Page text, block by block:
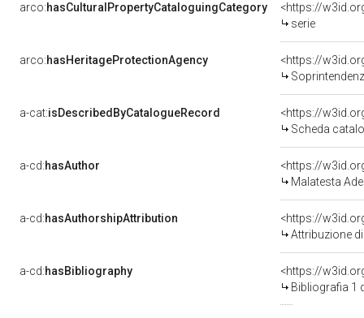
arco:hasCulturalPropertyCataloguingCategory
<https://
serie
arco:hasHeritageProtectionAgency
<https://
a-cat:isDescribedByCatalogueRecord
<https://
Scheda
a-cd:hasAuthor
<https://
Malatesta
a-cd:hasAuthorshipAttribution
<https://
Attribuzione
a-cd:hasBibliography
<https://
Bibliografia 1